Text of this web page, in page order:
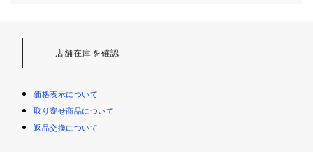
店舗在庫を確認
価格表示について
取り寄せ商品について
返品交換について